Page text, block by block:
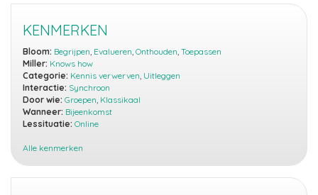
KENMERKEN
Bloom: Begrijpen, Evalueren, Onthouden, Toepassen
Miller: Knows how
Categorie: Kennis verwerven, Uitleggen
Interactie: Synchroon
Door wie: Groepen, Klassikaal
Wanneer: Bijeenkomst
Lessituatie: Online
Alle kenmerken